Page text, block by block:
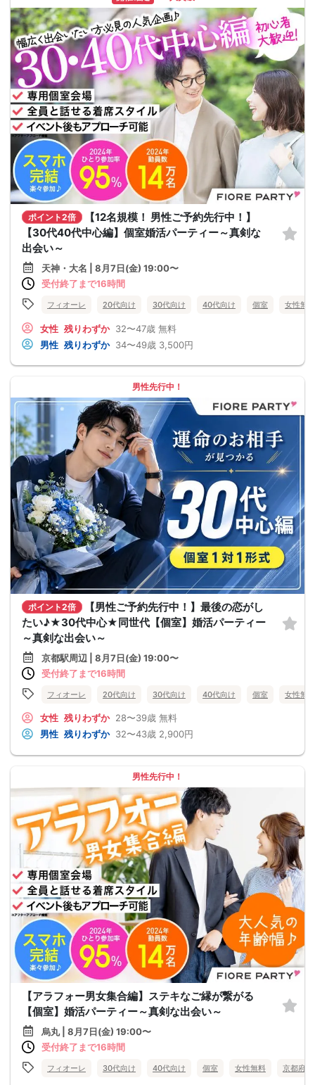
ポイント2倍
【12名規模！ 男性ご予約先行中！】
【30代40代中心編】個室婚活パーティー～真剣な
出会い～
天神・大名 | 8月7日(金) 19:00〜
受付終了まで16時間
フィオーレ 20代向け 30代向け 40代向け 個室 女性無料
女性 残りわずか 32〜47歳 無料
男性 残りわずか 34〜49歳 3,500円
男性先行中！
ポイント2倍
【男性ご予約先行中！】最後の恋がし
たい♪★30代中心★同世代【個室】婚活パーティー
～真剣な出会い～
京都駅周辺 | 8月7日(金) 19:00〜
受付終了まで16時間
フィオーレ 20代向け 30代向け 40代向け 個室 女性無料
女性 残りわずか 28〜39歳 無料
男性 残りわずか 32〜43歳 2,900円
男性先行中！
【アラフォー男女集合編】ステキなご縁が繋がる
【個室】婚活パーティー～真剣な出会い～
烏丸 | 8月7日(金) 19:00〜
受付終了まで16時間
フィオーレ 30代向け 40代向け 個室 女性無料 京都府